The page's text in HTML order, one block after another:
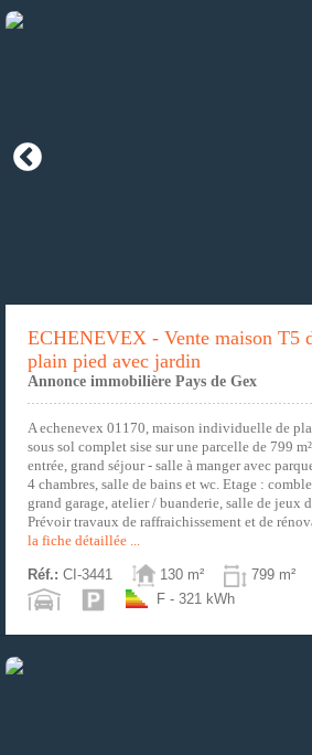
ECHENEVEX - Vente maison T5
plain pied avec jardin
Annonce immobilière Pays de Gex
A echenevex 01170, maison individuelle de
sous sol complet sise sur une parcelle de 799
entrée, grand séjour - salle à manger avec
4 chambres, salle de bains et wc. Etage :
grand garage, atelier / buanderie, salle de jeux
Prévoir travaux de raffraichissement et de
la fiche détaillée ...
Réf.: CI-3441 130 m² 799 m²
F - 321 kWh